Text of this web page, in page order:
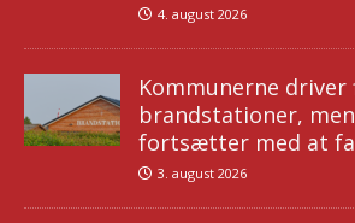
4. august 2026
Kommunerne driver
brandstationer,
fortsætter med at
3. august 2026